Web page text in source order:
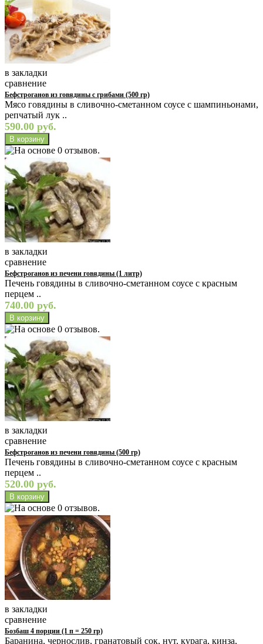
в закладки
сравнение
Бефстроганов из говядины с грибами (500 гр)
Мясо говядины в сливочно-сметанном соусе с шампиньонами,
репчатый лук ..
590.00 руб.
в закладки
сравнение
Бефстроганов из печени говядины (1 литр)
Печень говядины в сливочно-сметанном соусе с красным
перцем ..
740.00 руб.
в закладки
сравнение
Бефстроганов из печени говядины (500 гр)
Печень говядины в сливочно-сметанном соусе с красным
перцем ..
520.00 руб.
в закладки
сравнение
Бозбаш 4 порции (1 п = 250 гр)
Баранина, чернослив, гранатовый сок, нут, курага, кинза,